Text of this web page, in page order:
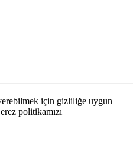
için gizliliğe uygun
politikamızı